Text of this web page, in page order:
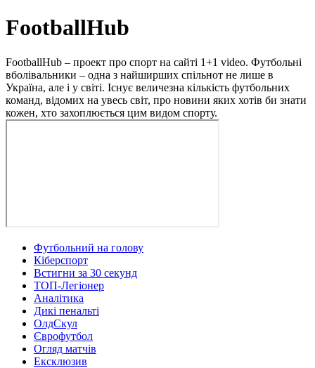
FootballHub
FootballHub – проект про спорт на сайті 1+1 video. Футбольні
вболівальники – одна з найширших спільнот не лише в
Україна, але і у світі. Існує величезна кількість футбольних
команд, відомих на увесь світ, про новини яких хотів би знати
кожен, хто захоплюється цим видом спорту.
Футбольний на голову
Кіберспорт
Встигни за 30 секунд
ТОП-Легіонер
Аналітика
Дикі пенальті
ОлдСкул
Єврофутбол
Огляд матчів
Ексклюзив